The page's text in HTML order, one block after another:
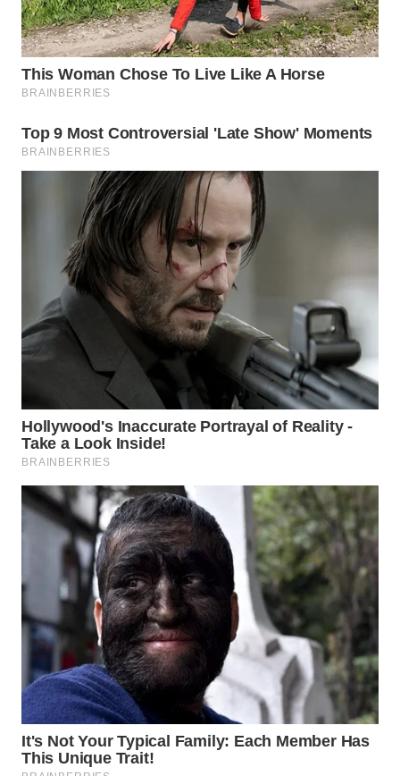
TENGAH
WN DELI
SERDANG
WN
TEBING
WN
KARAWANG
WN
BEKASI
WN
BOGOR
DEPOK
WN
TAPANULI
UTARA
WN
SAMOSIR
WN
PADANG
LAWAS